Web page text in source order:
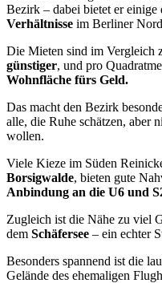
Bezirk – dabei bietet er einige
Verhältnisse im Berliner
Die Mieten sind im Vergleich
günstiger, und pro
Wohnfläche fürs Geld.
Das macht den Bezirk
alle, die Ruhe schätzen, aber
wollen.
Viele Kieze im Süden
Borsigwalde, bieten gute
Anbindung an die U6 und
Zugleich ist die Nähe zu viel
dem Schäfersee – ein echter
Besonders spannend ist die
Gelände des ehemaligen